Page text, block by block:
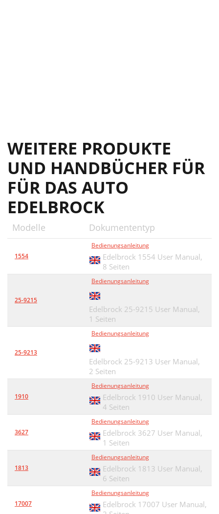
WEITERE PRODUKTE
UND HANDBÜCHER FÜR
FÜR DAS AUTO
EDELBROCK
Modelle Dokumententyp
1554
Bedienungsanleitung
Edelbrock 1554 User Manual,
8 Seiten
25-9215
Bedienungsanleitung
Edelbrock 25-9215 User Manual,
1 Seiten
25-9213
Bedienungsanleitung
Edelbrock 25-9213 User Manual,
2 Seiten
1910
Bedienungsanleitung
Edelbrock 1910 User Manual,
4 Seiten
3627
Bedienungsanleitung
Edelbrock 3627 User Manual,
1 Seiten
1813
Bedienungsanleitung
Edelbrock 1813 User Manual,
6 Seiten
17007
Bedienungsanleitung
Edelbrock 17007 User Manual,